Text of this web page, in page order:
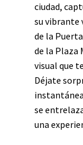
ciudad,
su vibrante
de la
de la Plaza
visual que
Déjate
se
una